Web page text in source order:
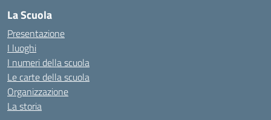
La Scuola
Presentazione
I luoghi
I numeri della scuola
Le carte della scuola
Organizzazione
La storia